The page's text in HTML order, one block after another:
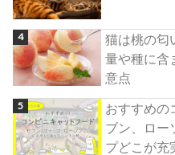
猫は桃の匂
量や種に含
意点
おすすめの
ブン、ロー
プどこが充